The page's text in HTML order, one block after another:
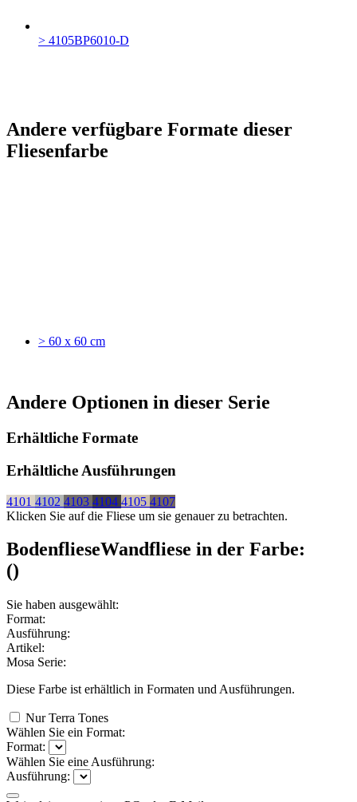
> 4105BP6010-D
Andere verfügbare Formate dieser
Fliesenfarbe
> 60 x 60 cm
Andere Optionen in dieser Serie
Erhältliche Formate
Erhältliche Ausführungen
4101 4102 4103 4104 4105 4107
Klicken Sie auf die Fliese um sie genauer zu betrachten.
BodenflieseWandfliese in der Farbe:
()
Sie haben ausgewählt:
Format:
Ausführung:
Artikel:
Mosa Serie:
Diese Farbe ist erhältlich in Formaten und Ausführungen.
Nur Terra Tones
Wählen Sie ein Format:
Format:
Wählen Sie eine Ausführung:
Ausführung: